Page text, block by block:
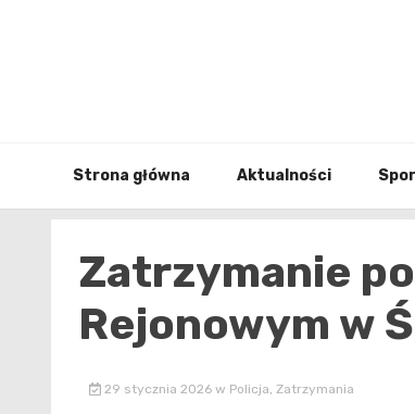
Strona główna Aktualności
Zatrzymanie
Rejonowym w
29 stycznia 2026 w Policja, Zatrzymania